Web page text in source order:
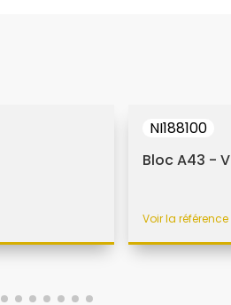
NI188100
Bloc A43 -
Voir la référence